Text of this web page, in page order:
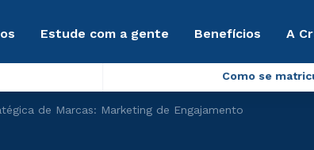
Estude com a gente Benefícios A
Como se
de Marcas: Marketing de Engajamento